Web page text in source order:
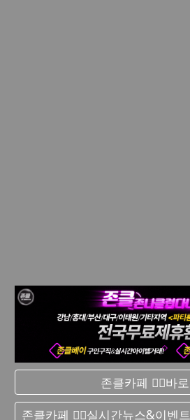
존클카페 ❤️‍🔥바
존클카페 ❤️‍🔥실시간 뉴스&이벤